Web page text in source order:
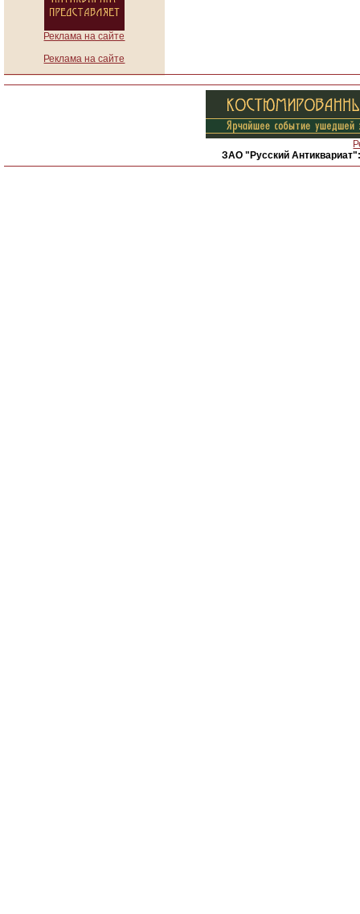
Реклама на сайте
Реклама на сайте
ЗАО "Русский Антиквариат":